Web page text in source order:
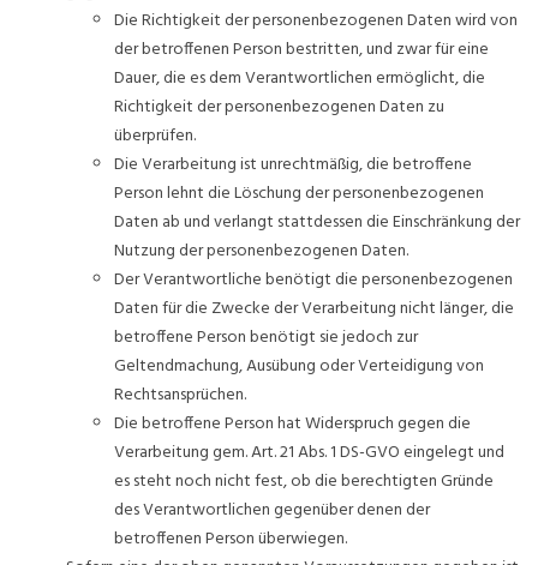
Die Richtigkeit der personenbezogenen Daten wird von
der betroffenen Person bestritten, und zwar für eine
Dauer, die es dem Verantwortlichen ermöglicht, die
Richtigkeit der personenbezogenen Daten zu
überprüfen.
Die Verarbeitung ist unrechtmäßig, die betroffene
Person lehnt die Löschung der personenbezogenen
Daten ab und verlangt stattdessen die Einschränkung der
Nutzung der personenbezogenen Daten.
Der Verantwortliche benötigt die personenbezogenen
Daten für die Zwecke der Verarbeitung nicht länger, die
betroffene Person benötigt sie jedoch zur
Geltendmachung, Ausübung oder Verteidigung von
Rechtsansprüchen.
Die betroffene Person hat Widerspruch gegen die
Verarbeitung gem. Art. 21 Abs. 1 DS-GVO eingelegt und
es steht noch nicht fest, ob die berechtigten Gründe
des Verantwortlichen gegenüber denen der
betroffenen Person überwiegen.